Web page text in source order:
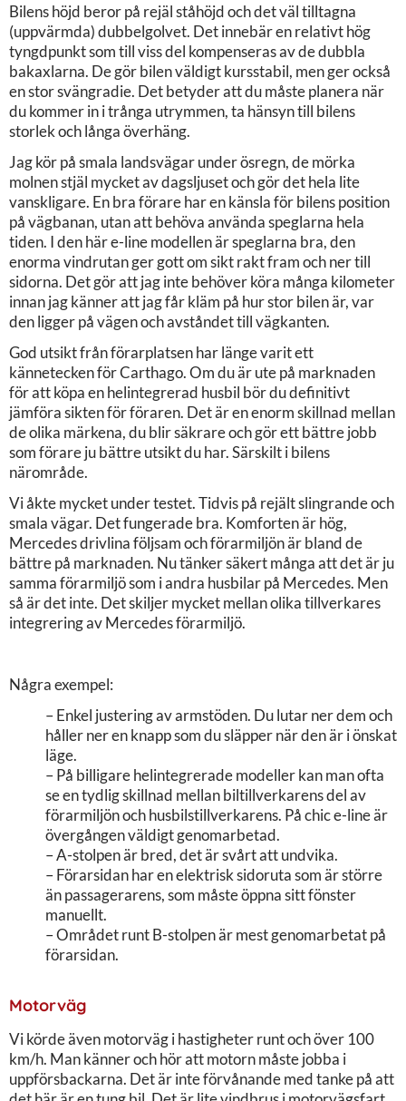
Bilens höjd beror på rejäl ståhöjd och det väl tilltagna
(uppvärmda) dubbelgolvet. Det innebär en relativt hög
tyngdpunkt som till viss del kompenseras av de dubbla
bakaxlarna. De gör bilen väldigt kursstabil, men ger också
en stor svängradie. Det betyder att du måste planera när
du kommer in i trånga utrymmen, ta hänsyn till bilens
storlek och långa överhäng.
Jag kör på smala landsvägar under ösregn, de mörka
molnen stjäl mycket av dagsljuset och gör det hela lite
vanskligare. En bra förare har en känsla för bilens position
på vägbanan, utan att behöva använda speglarna hela
tiden. I den här e-line modellen är speglarna bra, den
enorma vindrutan ger gott om sikt rakt fram och ner till
sidorna. Det gör att jag inte behöver köra många kilometer
innan jag känner att jag får kläm på hur stor bilen är, var
den ligger på vägen och avståndet till vägkanten.
God utsikt från förarplatsen har länge varit ett
kännetecken för Carthago. Om du är ute på marknaden
för att köpa en helintegrerad husbil bör du definitivt
jämföra sikten för föraren. Det är en enorm skillnad mellan
de olika märkena, du blir säkrare och gör ett bättre jobb
som förare ju bättre utsikt du har. Särskilt i bilens
närområde.
Vi åkte mycket under testet. Tidvis på rejält slingrande och
smala vägar. Det fungerade bra. Komforten är hög,
Mercedes drivlina följsam och förarmiljön är bland de
bättre på marknaden. Nu tänker säkert många att det är ju
samma förarmiljö som i andra husbilar på Mercedes. Men
så är det inte. Det skiljer mycket mellan olika tillverkares
integrering av Mercedes förarmiljö.
Några exempel:
– Enkel justering av armstöden. Du lutar ner dem och
håller ner en knapp som du släpper när den är i önskat
läge.
– På billigare helintegrerade modeller kan man ofta
se en tydlig skillnad mellan biltillverkarens del av
förarmiljön och husbilstillverkarens. På chic e-line är
övergången väldigt genomarbetad.
– A-stolpen är bred, det är svårt att undvika.
– Förarsidan har en elektrisk sidoruta som är större
än passagerarens, som måste öppna sitt fönster
manuellt.
– Området runt B-stolpen är mest genomarbetat på
förarsidan.
Motorväg
Vi körde även motorväg i hastigheter runt och över 100
km/h. Man känner och hör att motorn måste jobba i
uppförsbackarna. Det är inte förvånande med tanke på att